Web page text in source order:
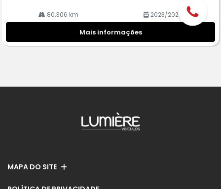
80.306 km 2023/2023
Mais informações
MAPA DO SITE